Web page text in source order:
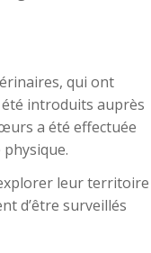
qui ont
introduits auprès
a été effectuée
leur territoire
d’être surveillés